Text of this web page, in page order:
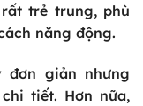
trẻ trung, phù
năng động.
đơn giản nhưng
tiết. Hơn nữa,